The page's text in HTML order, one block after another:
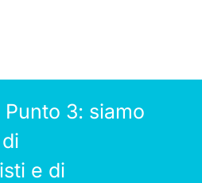
3: siamo
e di